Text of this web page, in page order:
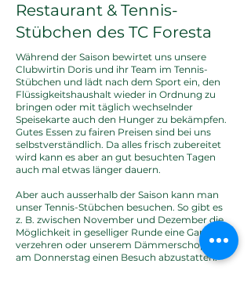
Restaurant & Tennis-
Stübchen des TC Foresta
Während der Saison bewirtet uns unsere
Clubwirtin Doris und ihr Team im Tennis-
Stübchen und lädt nach dem Sport ein, den
Flüssigkeitshaushalt wieder in Ordnung zu
bringen oder mit täglich wechselnder
Speisekarte auch den Hunger zu bekämpfen.
Gutes Essen zu fairen Preisen sind bei uns
selbstverständlich. Da alles frisch zubereitet
wird kann es aber an gut besuchten Tagen
auch mal etwas länger dauern.
Aber auch ausserhalb der Saison kann man
unser Tennis-Stübchen besuchen. So gibt es
z. B. zwischen November und Dezember die
Möglichkeit in geselliger Runde eine Gans zu
verzehren oder unserem Dämmerschoppen
am Donnerstag einen Besuch abzustatten.